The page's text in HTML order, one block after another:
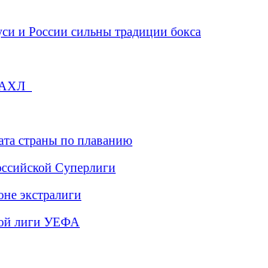
и России сильны традиции бокса
АХЛ
страны по плаванию
Суперлиги
экстралиги
лиги УЕФА